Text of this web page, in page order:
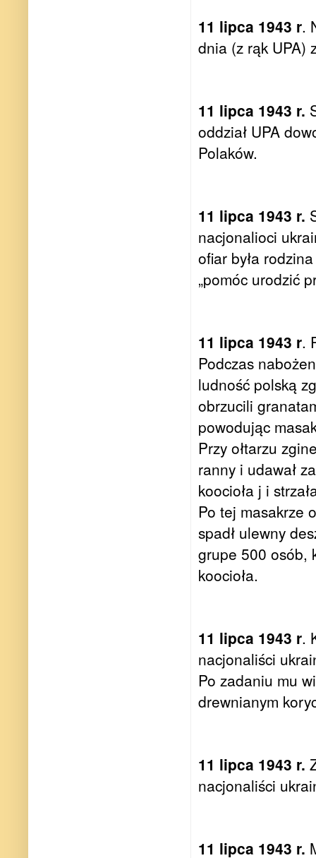
11 lipca 1943 r.
dnia (z rąk UPA)
11 lipca 1943 r.
oddział UPA
Polaków.
11 lipca 1943 r.
nacjonalioci
ofiar była
„pomóc urodzić
11 lipca 1943 r.
Podczas
ludność polską
obrzucili
powodując
Przy ołtarzu
ranny i udawał
koocioła j i
Po tej masakrze
spadł ulewny
grupe 500 osób,
koocioła.
11 lipca 1943 r.
nacjonaliści
Po zadaniu mu
drewnianym
11 lipca 1943 r.
nacjonaliści
11 lipca 1943 r.